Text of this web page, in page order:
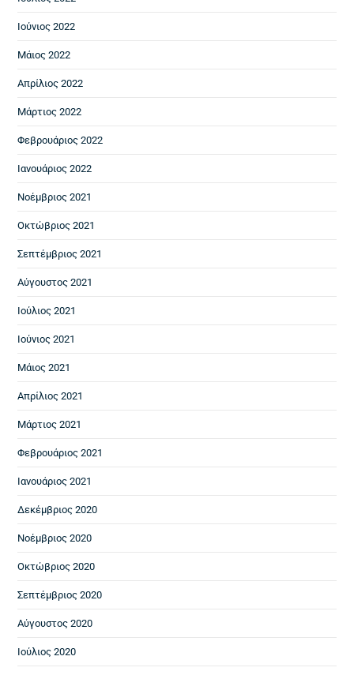
Ιούνιος 2022
Μάιος 2022
Απρίλιος 2022
Μάρτιος 2022
Φεβρουάριος 2022
Ιανουάριος 2022
Νοέμβριος 2021
Οκτώβριος 2021
Σεπτέμβριος 2021
Αύγουστος 2021
Ιούλιος 2021
Ιούνιος 2021
Μάιος 2021
Απρίλιος 2021
Μάρτιος 2021
Φεβρουάριος 2021
Ιανουάριος 2021
Δεκέμβριος 2020
Νοέμβριος 2020
Οκτώβριος 2020
Σεπτέμβριος 2020
Αύγουστος 2020
Ιούλιος 2020